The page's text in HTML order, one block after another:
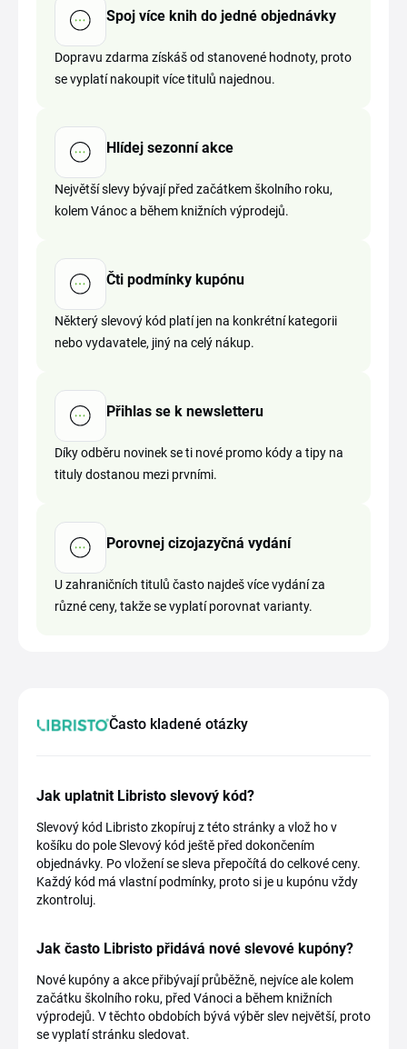
Spoj více knih do jedné objednávky
Dopravu zdarma získáš od stanovené hodnoty, proto
se vyplatí nakoupit více titulů najednou.
Hlídej sezonní akce
Největší slevy bývají před začátkem školního roku,
kolem Vánoc a během knižních výprodejů.
Čti podmínky kupónu
Některý slevový kód platí jen na konkrétní kategorii
nebo vydavatele, jiný na celý nákup.
Přihlas se k newsletteru
Díky odběru novinek se ti nové promo kódy a tipy na
tituly dostanou mezi prvními.
Porovnej cizojazyčná vydání
U zahraničních titulů často najdeš více vydání za
různé ceny, takže se vyplatí porovnat varianty.
Často kladené otázky
Jak uplatnit Libristo slevový kód?
Slevový kód Libristo zkopíruj z této stránky a vlož ho v
košíku do pole Slevový kód ještě před dokončením
objednávky. Po vložení se sleva přepočítá do celkové ceny.
Každý kód má vlastní podmínky, proto si je u kupónu vždy
zkontroluj.
Jak často Libristo přidává nové slevové kupóny?
Nové kupóny a akce přibývají průběžně, nejvíce ale kolem
začátku školního roku, před Vánoci a během knižních
výprodejů. V těchto obdobích bývá výběr slev největší, proto
se vyplatí stránku sledovat.